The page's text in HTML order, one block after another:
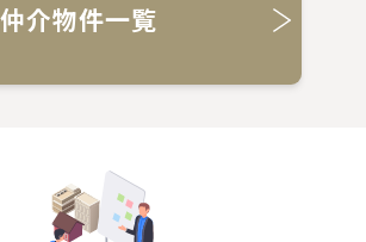
仲介物件一覧